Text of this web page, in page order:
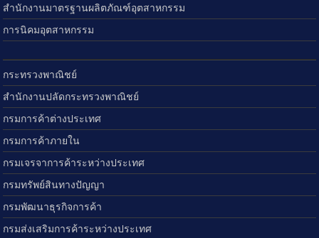
สำนักงานมาตรฐานผลิตภัณฑ์อุตสาหกรรม
การนิคมอุตสาหกรรม
กระทรวงพาณิชย์
สำนักงานปลัดกระทรวงพาณิชย์
กรมการค้าต่างประเทศ
กรมการค้าภายใน
กรมเจรจาการค้าระหว่างประเทศ
กรมทรัพย์สินทางปัญญา
กรมพัฒนาธุรกิจการค้า
กรมส่งเสริมการค้าระหว่างประเทศ